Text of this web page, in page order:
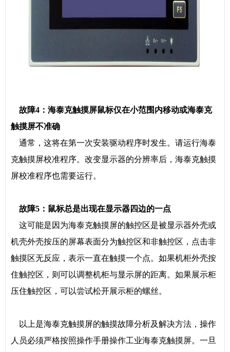
故障4：海泰克触摸屏鼠标仅在小范围内移动或海泰克
触摸屏不准确
通常，这将在第一次安装驱动程序时发生。请运行海泰
克触摸屏校准程序。改变显示器的分辨率后，海泰克触摸
屏校准程序也需要运行。
故障5：鼠标总是出现在显示器四边的一点
这可能是因为海泰克触摸屏的触控区是被显示器外壳或
机壳外壳按压的屏幕表面分为触控区和非触控区，点击非
触摸区无反应，表示一直在触摸一个点。如果机柜外壳按
住触控区，则可以调整机柜与显示屏的距离。如果展示柜
压住触控区，可以尝试松开展示柜的螺丝。
以上是海泰克触摸屏的触摸故障分析及解决方法，操作
人员必须严格按照操作手册操作工业海泰克触摸屏。一旦